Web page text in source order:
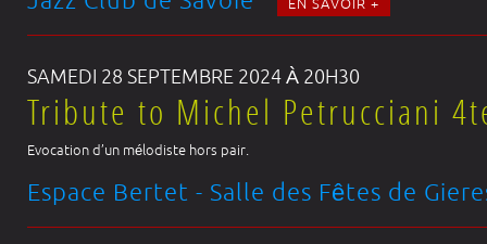
SAMEDI 28 SEPTEMBRE 2024 À 20H30
Tribute to Michel Petrucciani
Evocation d’un mélodiste hors pair.
Espace Bertet - Salle des Fêtes de